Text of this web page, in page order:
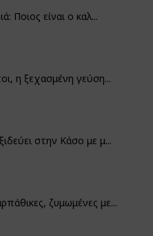
Ποιος είναι ο καλ...
η ξεχασμένη γεύση...
στην Κάσο με μ...
ζυμωμένες με...